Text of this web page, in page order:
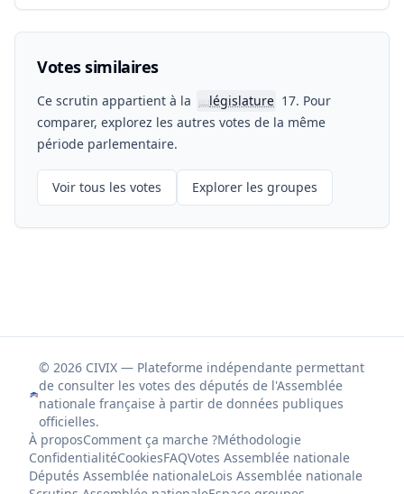
Votes similaires
Ce scrutin appartient à la 📖législature 17. Pour
comparer, explorez les autres votes de la même
période parlementaire.
Voir tous les votes Explorer les groupes
© 2026 CIVIX — Plateforme indépendante permettant
de consulter les votes des députés de l'Assemblée
nationale française à partir de données publiques
officielles.
À proposComment ça marche ?Méthodologie
ConfidentialitéCookiesFAQVotes Assemblée nationale
Députés Assemblée nationaleLois Assemblée nationale